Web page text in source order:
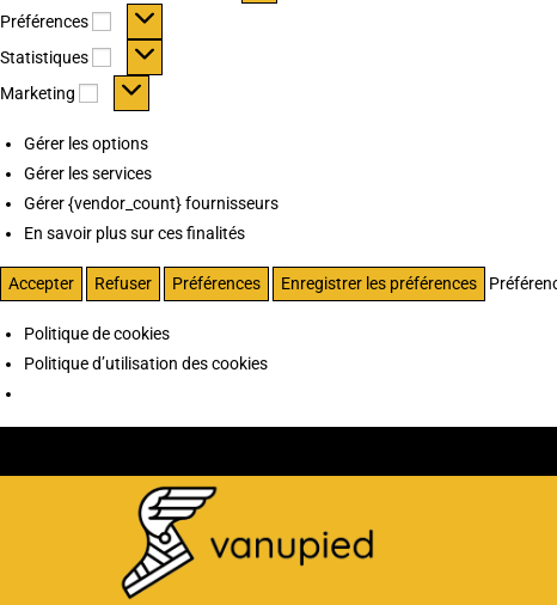
Préférences
Préférences
Statistiques Statistiques
Marketing Marketing
Gérer les options
Gérer les services
Gérer {vendor_count} fournisseurs
En savoir plus sur ces finalités
Accepter Refuser Préférences Enregistrer les préférences
Politique de cookies
Politique d’utilisation des cookies